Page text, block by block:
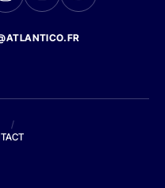
/